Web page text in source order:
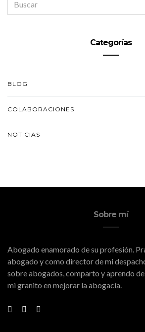
FOR:
Categorías
BLOG
COLABORACIONES
NOTICIAS
Sobre mí
Abogado enamorado de su profesión.
abogado y como director de mi
sobre abogados, comparto y aprendo
mi granito en mejorar la abogacía.